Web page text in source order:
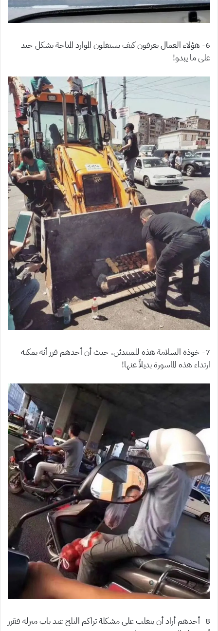
6- هؤلاء العمال يعرفون كيف يستغلون الموارد المتاحة بشكل جيد
على ما يبدو!
7- خوذة السلامة هذه للمبتدئن، حيث أن أحدهم قرر أنه يمكنه
ارتداء هذه الماسورة بديلاً عنها!
8- أحدهم أراد أن يتغلب على مشكلة تراكم الثلج عند باب منزله فقرر